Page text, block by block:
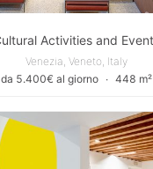
Venezia, Veneto, Italy
da 5.400€ al giorno ∙ 448 m²